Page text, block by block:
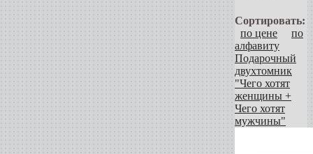
Сортировать:
по цене
по
алфавиту
Подарочный
двухтомник
"Чего хотят
женщины +
Чего хотят
мужчины"